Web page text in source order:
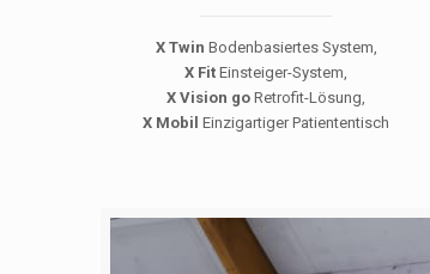
X Twin Bodenbasiertes System,
X Fit Einsteiger-System,
X Vision go Retrofit-Lösung,
X Mobil Einzigartiger Patiententisch